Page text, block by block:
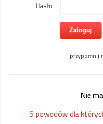
Hasło
przypomnij
Nie
5 powodów dla